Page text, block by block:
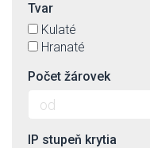
Tvar
Kulaté
Hranaté
Počet žárovek
IP stupeň krytia